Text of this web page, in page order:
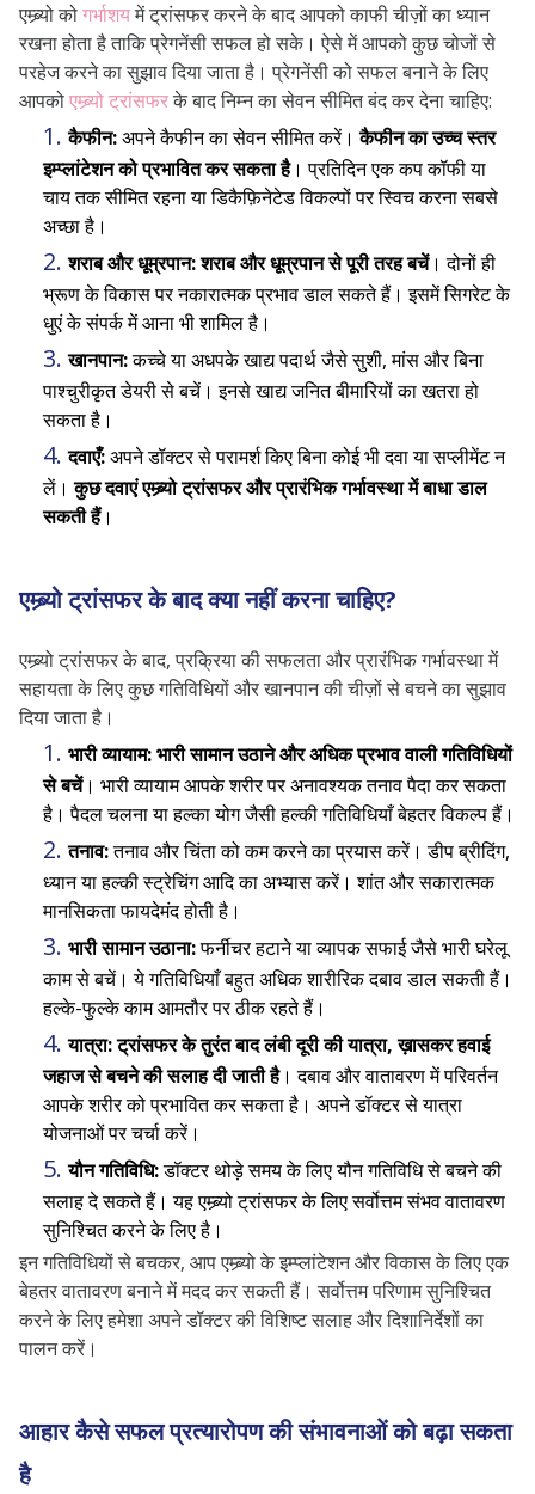
एम्ब्र्यो कोगर्भाशयमें ट्रांसफर करने के बाद आपको काफी चीज़ों का ध्यान
रखना होता है ताकि प्रेगनेंसी सफल हो सके। ऐसे में आपको कुछ चोजों से
परहेज करने का सुझाव दिया जाता है। प्रेगनेंसी को सफल बनाने के लिए
आपकोएम्ब्र्यो ट्रांसफरके बाद निम्न का सेवन सीमित बंद कर देना चाहिए:
कैफीन:अपने कैफीन का सेवन सीमित करें।कैफीन का उच्च स्तर
इम्प्लांटेशन को प्रभावित कर सकता है। प्रतिदिन एक कप कॉफी या
चाय तक सीमित रहना या डिकैफ़िनेटेड विकल्पों पर स्विच करना सबसे
अच्छा है।
शराब और धूम्रपान:शराब और धूम्रपान से पूरी तरह बचें। दोनों ही
भ्रूण के विकास पर नकारात्मक प्रभाव डाल सकते हैं। इसमें सिगरेट के
धुएं के संपर्क में आना भी शामिल है।
खानपान:कच्चे या अधपके खाद्य पदार्थ जैसे सुशी, मांस और बिना
पाश्चुरीकृत डेयरी से बचें। इनसे खाद्य जनित बीमारियों का खतरा हो
सकता है।
दवाएँ:अपने डॉक्टर से परामर्श किए बिना कोई भी दवा या सप्लीमेंट न
लें।कुछ दवाएं एम्ब्र्यो ट्रांसफर और प्रारंभिक गर्भावस्था में बाधा डाल
सकती हैं।
एम्ब्र्यो ट्रांसफर के बाद क्या नहीं करना चाहिए?
एम्ब्र्यो ट्रांसफर के बाद, प्रक्रिया की सफलता और प्रारंभिक गर्भावस्था में
सहायता के लिए कुछ गतिविधियों और खानपान की चीज़ों से बचने का सुझाव
दिया जाता है।
भारी व्यायाम:भारी सामान उठाने और अधिक प्रभाव वाली गतिविधियों
से बचें। भारी व्यायाम आपके शरीर पर अनावश्यक तनाव पैदा कर सकता
है। पैदल चलना या हल्का योग जैसी हल्की गतिविधियाँ बेहतर विकल्प हैं।
तनाव:तनाव और चिंता को कम करने का प्रयास करें। डीप ब्रीदिंग,
ध्यान या हल्की स्ट्रेचिंग आदि का अभ्यास करें। शांत और सकारात्मक
मानसिकता फायदेमंद होती है।
भारी सामान उठाना:फर्नीचर हटाने या व्यापक सफाई जैसे भारी घरेलू
काम से बचें। ये गतिविधियाँ बहुत अधिक शारीरिक दबाव डाल सकती हैं।
हल्के-फुल्के काम आमतौर पर ठीक रहते हैं।
यात्रा:ट्रांसफर के तुरंत बाद लंबी दूरी की यात्रा, ख़ासकर हवाई
जहाज से बचने की सलाह दी जाती है। दबाव और वातावरण में परिवर्तन
आपके शरीर को प्रभावित कर सकता है। अपने डॉक्टर से यात्रा
योजनाओं पर चर्चा करें।
यौन गतिविधि:डॉक्टर थोड़े समय के लिए यौन गतिविधि से बचने की
सलाह दे सकते हैं। यह एम्ब्र्यो ट्रांसफर के लिए सर्वोत्तम संभव वातावरण
सुनिश्चित करने के लिए है।
इन गतिविधियों से बचकर, आप एम्ब्र्यो के इम्प्लांटेशन और विकास के लिए एक
बेहतर वातावरण बनाने में मदद कर सकती हैं। सर्वोत्तम परिणाम सुनिश्चित
करने के लिए हमेशा अपने डॉक्टर की विशिष्ट सलाह और दिशानिर्देशों का
पालन करें।
आहार कैसे सफल प्रत्यारोपण की संभावनाओं को बढ़ा सकता
है